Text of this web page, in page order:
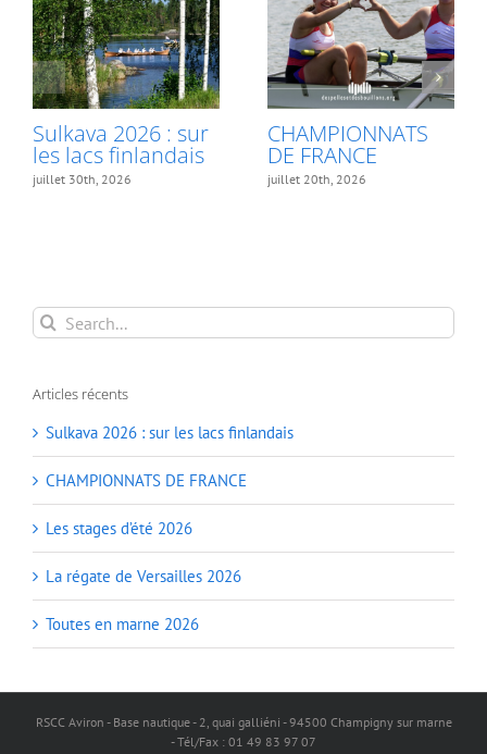
Sulkava 2026 : sur
les lacs finlandais
juillet 30th, 2026
CHAMPIONNATS
DE FRANCE
juillet 20th, 2026
Search
for:
Articles récents
Sulkava 2026 : sur les lacs finlandais
CHAMPIONNATS DE FRANCE
Les stages d’été 2026
La régate de Versailles 2026
Toutes en marne 2026
RSCC Aviron - Base nautique - 2, quai galliéni - 94500 Champigny sur marne
- Tél/Fax : 01 49 83 97 07